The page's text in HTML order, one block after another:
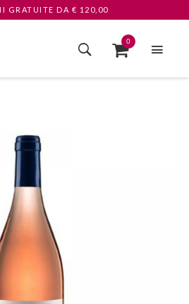
GRATUITE DA € 120,00
0